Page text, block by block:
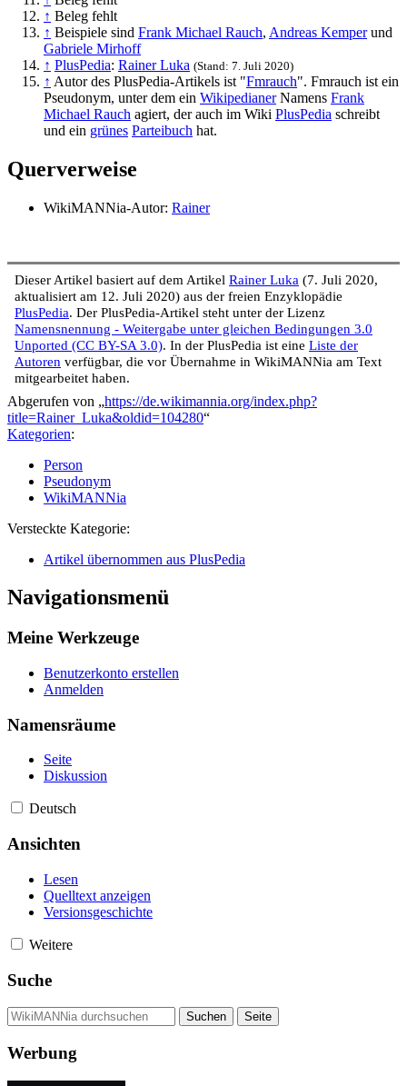
↑ Beleg fehlt
↑ Beispiele sind Frank Michael Rauch, Andreas Kemperund
Gabriele Mirhoff
↑ PlusPedia: Rainer Luka (Stand: 7. Juli 2020)
↑ Autor des PlusPedia-Artikels ist "Fmrauch". Fmrauch ist ein
Pseudonym, unter dem ein WikipedianerNamens Frank
Michael Rauch agiert, der auch im Wiki PlusPedia schreibt
und ein grünes Parteibuch hat.
Querverweise
WikiMANNia-Autor: Rainer
Dieser Artikel basiert auf dem Artikel Rainer Luka (7. Juli 2020,
aktualisiert am 12. Juli 2020) aus der freien Enzyklopädie
PlusPedia. Der PlusPedia-Artikel steht unter der Lizenz
Namensnennung - Weitergabe unter gleichen Bedingungen 3.0
Unported (CC BY-SA 3.0). In der PlusPedia ist eine Liste der
Autoren verfügbar, die vor Übernahme in WikiMANNia am Text
mitgearbeitet haben.
Abgerufen von „https://de.wikimannia.org/index.php?
title=Rainer_Luka&oldid=104280“
Kategorien:
Person
Pseudonym
WikiMANNia
Versteckte Kategorie:
Artikel übernommen aus PlusPedia
Navigationsmenü
Meine Werkzeuge
Benutzerkonto erstellen
Anmelden
Namensräume
Seite
Diskussion
Deutsch
Ansichten
Lesen
Quelltext anzeigen
Versionsgeschichte
Weitere
Suche
Werbung